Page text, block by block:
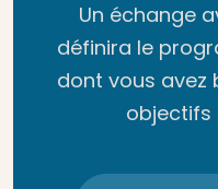
Un échange
définira le
dont vous avez
objectifs